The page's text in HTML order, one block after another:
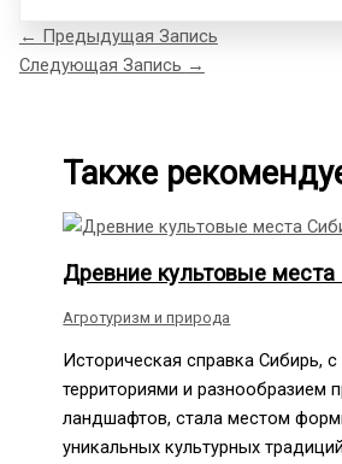
← Предыдущая Запись
Следующая Запись →
Также
Древние культовые места
Агротуризм и природа
Историческая справка Сибирь,
территориями и разнообразием
ландшафтов, стала местом
уникальных культурных